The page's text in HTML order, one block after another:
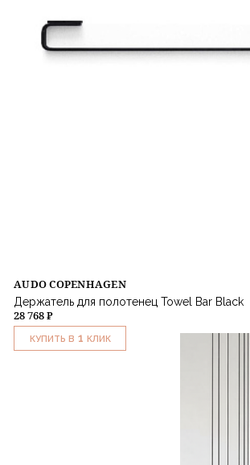
AUDO COPENHAGEN
Держатель для полотенец Towel Bar Black
28 768 ₽
КУПИТЬ В 1 КЛИК